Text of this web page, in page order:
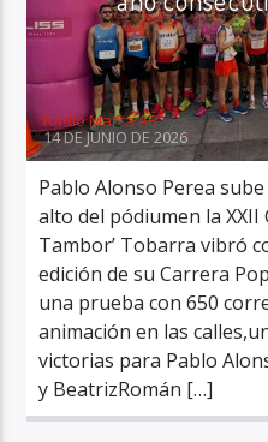
Radio Marca AB
14 DE JUNIO DE 2026
Pablo Alonso Perea
alto del pódiumen la XXII
Tambor’ Tobarra vibró
edición de su Carrera
una prueba con 650
animación en las
victorias para Pablo
y BeatrizRomán […]